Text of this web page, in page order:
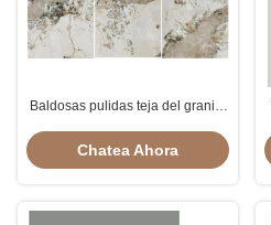
Baldosas pulidas teja del granito
Brown Colour Marble
Chatea Ahora